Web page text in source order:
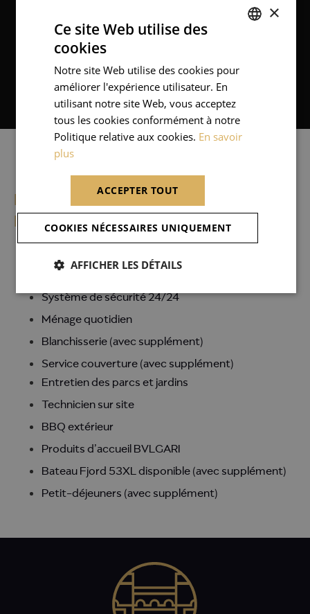
L’EXPÉRIENCE
DOMAINE LOUISE
Système de sécurité 24/24
Ménage quotidien
Blanchisserie (avec supplément)
Service couverture (avec supplément)
Entretien des parcs et jardins
Technicien sur site
BBQ extérieur
Produits d’accueil BVLGARI
Bateau Fjord 53XL disponible (avec supplément)
Petit-déjeuners (avec supplément)
ENGLISH
×
Ce site Web utilise des
cookies
Notre site Web utilise des cookies pour
améliorer l'expérience utilisateur. En
utilisant notre site Web, vous acceptez
tous les cookies conformément à notre
Politique relative aux cookies. En savoir
plus
ACCEPTER TOUT
COOKIES NÉCESSAIRES UNIQUEMENT
AFFICHER LES DÉTAILS